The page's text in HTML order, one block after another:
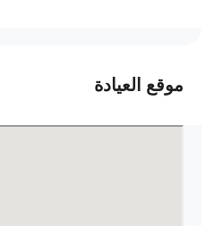
موقع العيادة